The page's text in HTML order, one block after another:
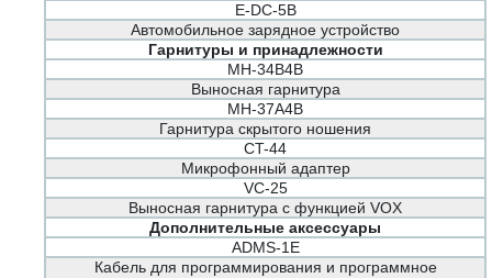
E-DC-5B
Автомобильное зарядное устройство
Гарнитуры и принадлежности
MH-34B4B
Выносная гарнитура
MH-37A4B
Гарнитура скрытого ношения
CT-44
Микрофонный адаптер
VC-25
Выносная гарнитура с функцией VOX
Дополнительные аксессуары
ADMS-1E
Кабель для программирования и программное